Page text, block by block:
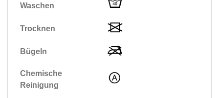
Waschen
Trocknen
Bügeln
Chemische
Reinigung